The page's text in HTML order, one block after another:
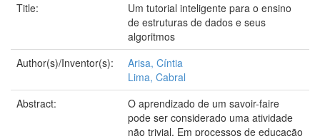
Title:
Um tutorial inteligente para o ensino
de estruturas de dados e seus
algoritmos
Author(s)/Inventor(s):
Arisa, Cíntia
Lima, Cabral
Abstract:
O aprendizado de um savoir-faire
pode ser considerado uma atividade
não trivial. Em processos de educação